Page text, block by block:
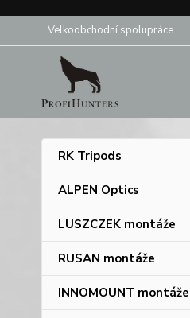
Velkoobchodní spolupráce
RK Tripods
ALPEN Optics
LUSZCZEK montáže
RUSAN montáže
INNOMOUNT montáže